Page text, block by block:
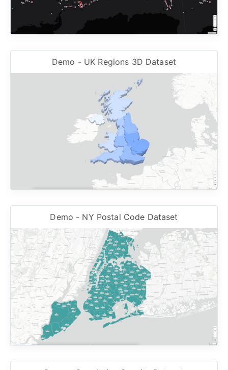
Demo - UK Regions 3D Dataset
Demo - NY Postal Code Dataset